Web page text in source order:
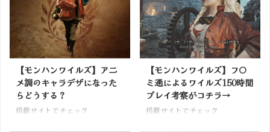
【モンハンワイルズ】アニ
メ調のキャラデザになった
らどうする？
掲載サイトでチェック
【モンハンワイルズ】フ〇
ミ通によるワイルズ150時間
プレイ考察がコチラ→
掲載サイトでチェック